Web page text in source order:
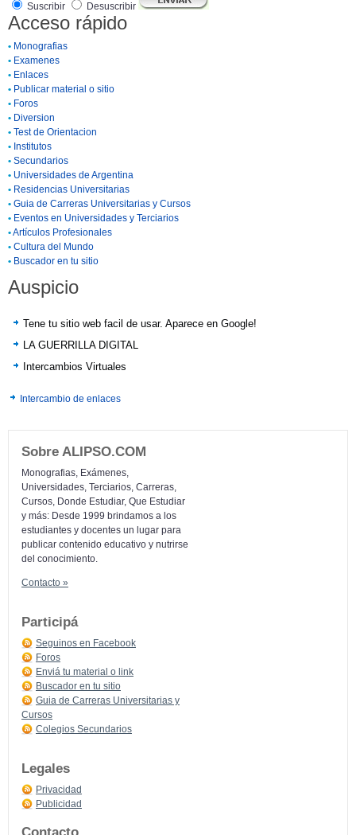
Suscribir Desuscribir
Acceso rápido
• Monografias
• Examenes
• Enlaces
• Publicar material o sitio
• Foros
• Diversion
• Test de Orientacion
• Institutos
• Secundarios
• Universidades de Argentina
• Residencias Universitarias
• Guia de Carreras Universitarias y Cursos
• Eventos en Universidades y Terciarios
•Artículos Profesionales
• Cultura del Mundo
• Buscador en tu sitio
Auspicio
Tene tu sitio web facil de usar. Aparece en Google!
LA GUERRILLA DIGITAL
Intercambios Virtuales
Intercambio de enlaces
Sobre ALIPSO.COM
Monografias, Exámenes,
Universidades, Terciarios, Carreras,
Cursos, Donde Estudiar, Que Estudiar
y más: Desde 1999 brindamos a los
estudiantes y docentes un lugar para
publicar contenido educativo y nutrirse
del conocimiento.
Contacto »
Participá
Seguinos en Facebook
Foros
Enviá tu material o link
Buscador en tu sitio
Guia de Carreras Universitarias y
Cursos
Colegios Secundarios
Legales
Privacidad
Publicidad
Contacto